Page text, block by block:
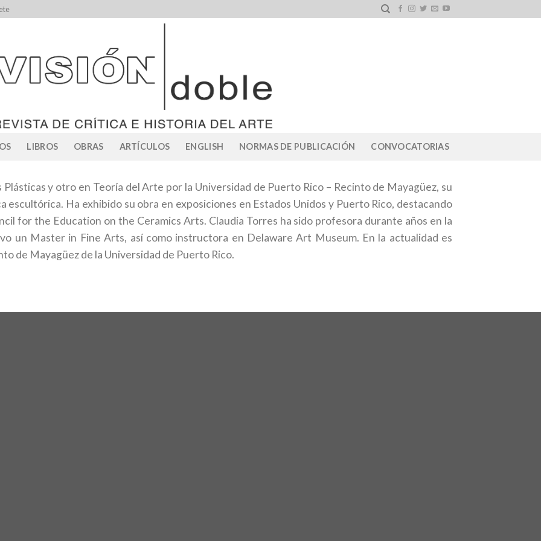
LIBROS OBRAS ARTÍCULOS ENGLISH NORMAS DE PUBLICACIÓN CONVOCATORIAS
y otro en Teoría del Arte por la Universidad de Puerto Rico – Recinto de Mayagüez, su
escultórica. Ha exhibido su obra en exposiciones en Estados Unidos y Puerto Rico, destacando
for the Education on the Ceramics Arts. Claudia Torres ha sido profesora durante años en la
un Master in Fine Arts, así como instructora en Delaware Art Museum. En la actualidad es
de Mayagüez de la Universidad de Puerto Rico.